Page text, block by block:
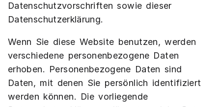
Datenschutzvorschriften sowie dieser
Datenschutzerklärung.
Wenn Sie diese Website benutzen, werden
verschiedene personenbezogene Daten
erhoben. Personenbezogene Daten sind
Daten, mit denen Sie persönlich identifiziert
werden können. Die vorliegende